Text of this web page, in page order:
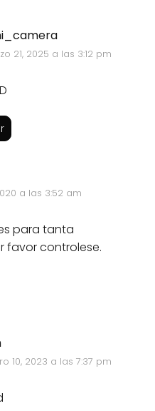
21, 2025 a las 3:12 pm
a las 3:52 am
para tanta
favor controlese.
10, 2023 a las 7:37 pm